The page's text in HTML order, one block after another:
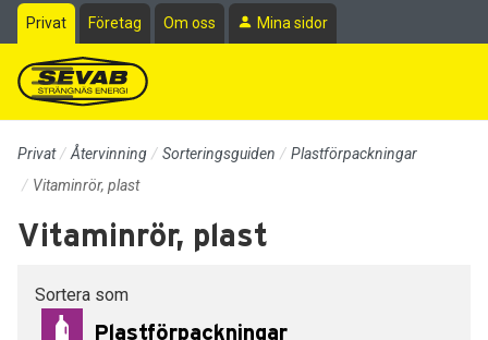
Till sidans huvudinnehåll
Privat Företag Om oss Mina sidor
Privat Återvinning Sorteringsguiden
Plastförpackningar
Vitaminrör, plast
Vitaminrör, plast
Sortera som
Plastförpackningar